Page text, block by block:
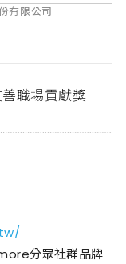
有限公司
職場貢獻獎
分眾社群品牌